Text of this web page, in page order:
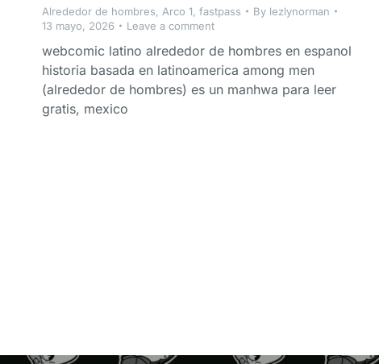
Alrededor de hombres, Arco 1, fastpass By lezlynorman
13 mayo, 2026
Leave a comment
webcomic latino alrededor de hombres en espanol
historia basada en latinoamerica among men
(alrededor de hombres) es un manhwa para leer
gratis, mexico